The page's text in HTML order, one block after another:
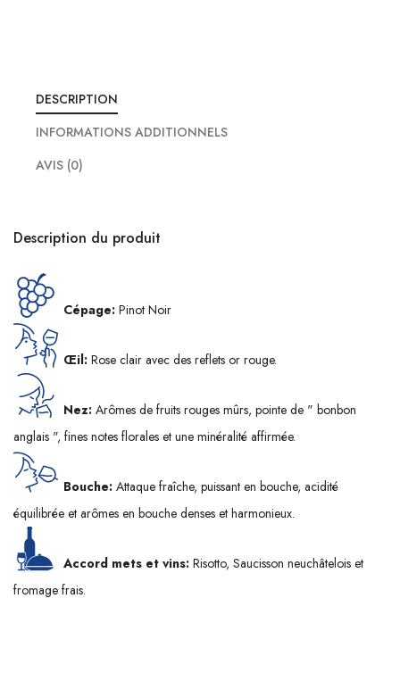
DESCRIPTION
INFORMATIONS ADDITIONNELS
AVIS (0)
Description du produit
Cépage: Pinot Noir
Œil: Rose clair avec des reflets or rouge.
Nez: Arômes de fruits rouges mûrs, pointe de " bonbon
anglais ", fines notes florales et une minéralité affirmée.
Bouche: Attaque fraîche, puissant en bouche, acidité
équilibrée et arômes en bouche denses et harmonieux.
Accord mets et vins: Risotto, Saucisson neuchâtelois et
fromage frais.